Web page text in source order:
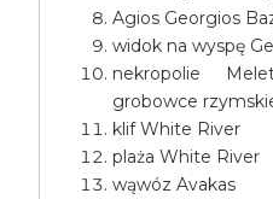
Agios Georgios
widok na wyspę
nekropolie
grobowce
klif White River
plaża White River
wąwóz Avakas